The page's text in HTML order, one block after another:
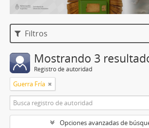
Filtros
Mostrando 3
Registro de autoridad
Guerra Fría
Opciones avanzadas de